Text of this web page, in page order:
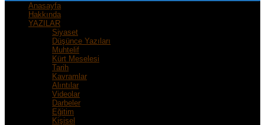
Anasayfa
Hakkında
YAZILAR
Siyaset
Düşünce Yazıları
Muhtelif
Kürt Meselesi
Tarih
Kavramlar
Alıntılar
Videolar
Darbeler
Eğitim
Kişisel